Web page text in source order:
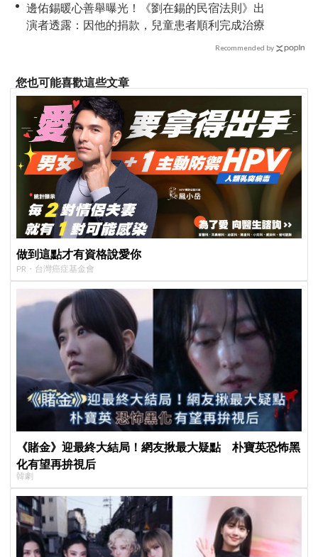
邊佑錫暖心善舉曝光！《劉在錫的民宿法則》出
演者透露：因他的捐款，兒童患者順利完成治療
Recommended by
您也可能喜歡這些文章
做到這點才有資格說愛你
PR・台灣癌症基金會
《賭金》迎最終大結局！網友揪最大疑點 朴寶英恐怖黑
化有望再拚視后
韓劇